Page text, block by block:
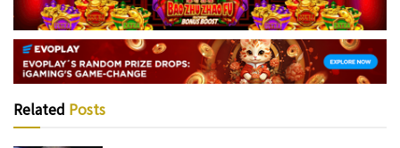
Related Posts